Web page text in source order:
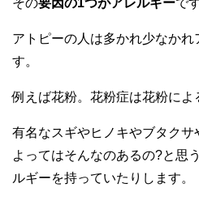
その要因の1つがアレルギーで
アトピーの人は多かれ少なかれ
す。
例えば花粉。花粉症は花粉によ
有名なスギやヒノキやブタク
よってはそんなのあるの?と思
ルギーを持っていたりします。